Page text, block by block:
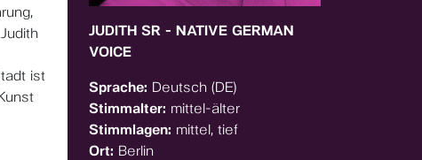
ist
JUDITH SR - NATIVE GERMAN
VOICE
Sprache: Deutsch (DE)
Stimmalter: mittel-älter
Stimmlagen: mittel, tief
Ort: Berlin